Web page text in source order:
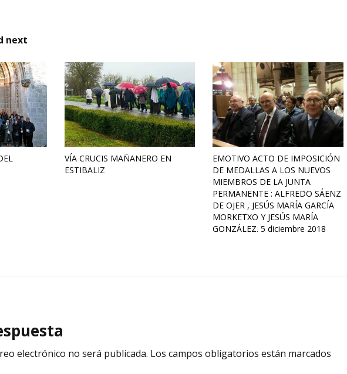
next
VÍA CRUCIS MAÑANERO EN
ESTIBALIZ
EMOTIVO ACTO DE IMPOSICIÓN
DE MEDALLAS A LOS NUEVOS
MIEMBROS DE LA JUNTA
PERMANENTE : ALFREDO SÁENZ
DE OJER , JESÚS MARÍA GARCÍA
MORKETXO Y JESÚS MARÍA
GONZÁLEZ. 5 diciembre 2018
electrónico no será publicada. Los campos obligatorios están marcados